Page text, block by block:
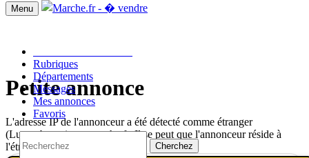
Menu
Rubriques
Départements
Messages
Mes annonces
Favoris
Cherchez
Petite annonce
L'adresse IP de l'annonceur a été détecté comme étranger
(Luxembourg) par marche.fr. Il se peut que l'annonceur réside à
l'étranger.